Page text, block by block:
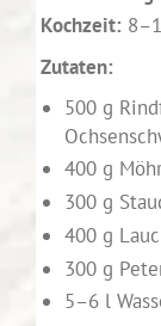
Kochzeit:
Zutaten:
500 g
400 g
300 g
400 g
300 g
5–6 l